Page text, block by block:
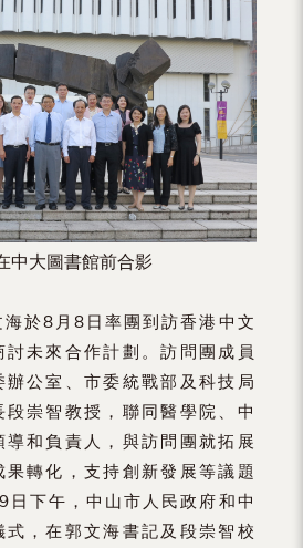
中大圖書館前合影
於8月8日率團到訪香港中文
未來合作計劃。訪問團成員
公室、市委統戰部及科技局
崇智教授，聯同醫學院、中
和負責人，與訪問團就拓展
轉化，支持創新發展等議題
日下午，中山市人民政府和中
，在郭文海書記及段崇智校